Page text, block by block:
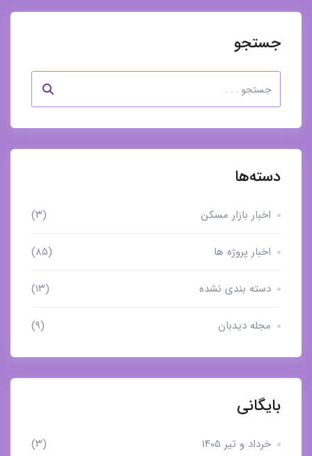
جستجو
دسته‌ها
اخبار بازار مسکن (۳)
اخبار پروژه ها (۸۵)
دسته بندی نشده (۱۳)
مجله دیدبان (۹)
بایگانی
خرداد و تیر ۱۴۰۵ (۳)